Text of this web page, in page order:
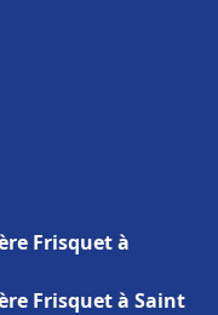
Frisquet à
Frisquet à Saint